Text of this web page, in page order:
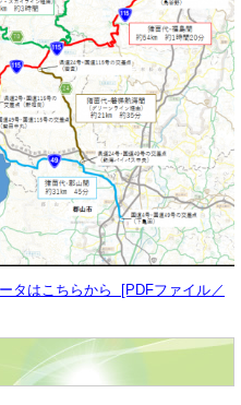
タはこちらから [PDFファイル／